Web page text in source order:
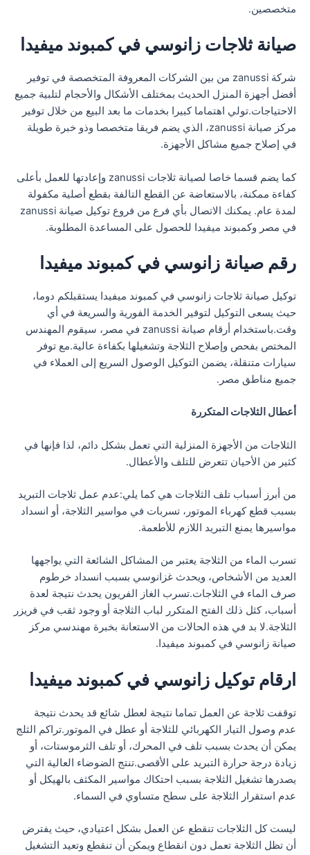
متخصصين.
صيانة ثلاجات زانوسي في كمبوند ميفيدا
شركة zanussi من بين الشركات المعروفة المتخصصة في توفير
أفضل أجهزة المنزل الحديث بمختلف الأشكال والأحجام لتلبية جميع
الاحتياجات.تولي اهتماما كبيرا بخدمات ما بعد البيع من خلال توفير
مركز صيانة zanussi، الذي يضم فريقا متخصصا وذو خبرة طويلة
في إصلاح جميع مشاكل الأجهزة.
كما يضم قسما خاصا لصيانة ثلاجات zanussi وإعادتها للعمل بأعلى
كفاءة ممكنة، بالاستعاضة عن القطع التالفة بقطع أصلية مكفولة
لمدة عام. يمكنك الاتصال بأي فرع من فروع توكيل صيانة zanussi
في مصر وكمبوند ميفيدا للحصول على المساعدة المطلوبة.
رقم صيانة زانوسي في كمبوند ميفيدا
توكيل صيانة ثلاجات زانوسي في كمبوند ميفيدا يستقبلكم دوما،
حيث يسعى التوكيل لتوفير الخدمة الفورية والسريعة في أي
وقت.باستخدام أرقام صيانة zanussi في مصر، سيقوم المهندس
المختص بفحص وإصلاح الثلاجة وتشغيلها بكفاءة عالية.مع توفر
سيارات متنقلة، يضمن التوكيل الوصول السريع إلى العملاء في
جميع مناطق مصر.
أعطال الثلاجات المتكررة
الثلاجات من الأجهزة المنزلية التي تعمل بشكل دائم، لذا فإنها في
كثير من الأحيان تتعرض للتلف والأعطال.
من أبرز أسباب تلف الثلاجات هي كما يلي:عدم عمل ثلاجات التبريد
بسبب قطع كهرباء الموتور، تسربات في مواسير الثلاجة، أو انسداد
مواسيرها يمنع التبريد اللازم للأطعمة.
تسرب الماء من الثلاجة يعتبر من المشاكل الشائعة التي يواجهها
العديد من الأشخاص، ويحدث غزانوسي بسبب انسداد خرطوم
صرف الماء في الثلاجات.تسرب الغاز الفريون يحدث نتيجة لعدة
أسباب، كثل ذلك الفتح المتكرر لباب الثلاجة أو وجود ثقب في فريزر
الثلاجة.لا بد في هذه الحالات من الاستعانة بخبرة مهندسي مركز
صيانة زانوسي في كمبوند ميفيدا.
ارقام توكيل زانوسي في كمبوند ميفيدا
توقفت ثلاجة عن العمل تماما نتيجة لعطل شائع قد يحدث نتيجة
عدم وصول التيار الكهربائي للثلاجة أو عطل في الموتور.تراكم الثلج
يمكن أن يحدث بسبب تلف في المحرك، أو تلف الثرموستات، أو
زيادة درجة حرارة التبريد على الأقصى.تنتج الضوضاء العالية التي
يصدرها تشغيل الثلاجة بسبب احتكاك مواسير المكثف بالهيكل أو
عدم استقرار الثلاجة على سطح متساوي في السماء.
ليست كل الثلاجات تنقطع عن العمل بشكل اعتيادي، حيث يفترض
أن تظل الثلاجة تعمل دون انقطاع ويمكن أن تنقطع وتعيد التشغيل